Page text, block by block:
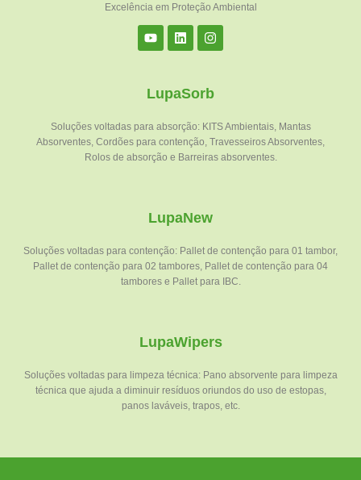
Excelência em Proteção Ambiental
LupaSorb
Soluções voltadas para absorção: KITS Ambientais, Mantas
Absorventes, Cordões para contenção, Travesseiros Absorventes,
Rolos de absorção e Barreiras absorventes.
LupaNew
Soluções voltadas para contenção: Pallet de contenção para 01 tambor,
Pallet de contenção para 02 tambores, Pallet de contenção para 04
tambores e Pallet para IBC.
LupaWipers
Soluções voltadas para limpeza técnica: Pano absorvente para limpeza
técnica que ajuda a diminuir resíduos oriundos do uso de estopas,
panos laváveis, trapos, etc.